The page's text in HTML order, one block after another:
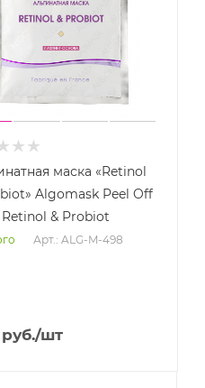
маска «Retinol
Algomask Peel Off
Retinol & Probiot
Арт.: ALG-M-498
руб./шт